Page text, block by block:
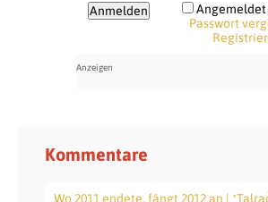
Passwort
Kommentare
Wo 2011 endete, fängt 2012 an |